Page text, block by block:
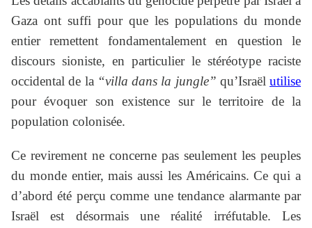
Gaza ont suffi pour que les populations du monde
entier remettent fondamentalement en question le
discours sioniste, en particulier le stéréotype raciste
occidental de la “villa dans la jungle” qu’Israël utilise
pour évoquer son existence sur le territoire de la
population colonisée.
Ce revirement ne concerne pas seulement les peuples
du monde entier, mais aussi les Américains. Ce qui a
d’abord été perçu comme une tendance alarmante par
Israël est désormais une réalité irréfutable. Les